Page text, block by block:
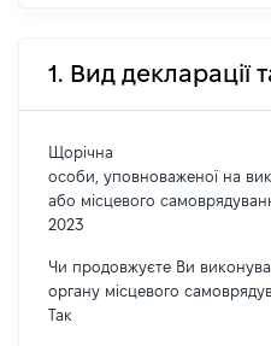
1. Вид декларації
Щорічна
особи, уповноваженої на
або місцевого
2023
Чи продовжуєте Ви
органу місцевого
Так